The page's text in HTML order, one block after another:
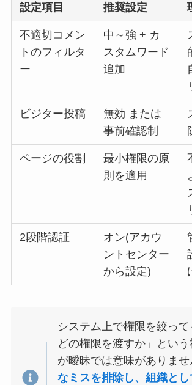
設定項目 推奨設定
不適切コメン
トのフィルタ
ー
中～強 + カ
スタムワード
追加
ビジター投稿
無効 または
事前確認制
ページの役割
最小権限の原
則を適用
2段階認証
オン(アカウ
ントセンター
から設定)
システム上で権限を絞っ
どの権限を渡すか」とい
が曖昧では意味がありませ
なミスを排除し、組織と